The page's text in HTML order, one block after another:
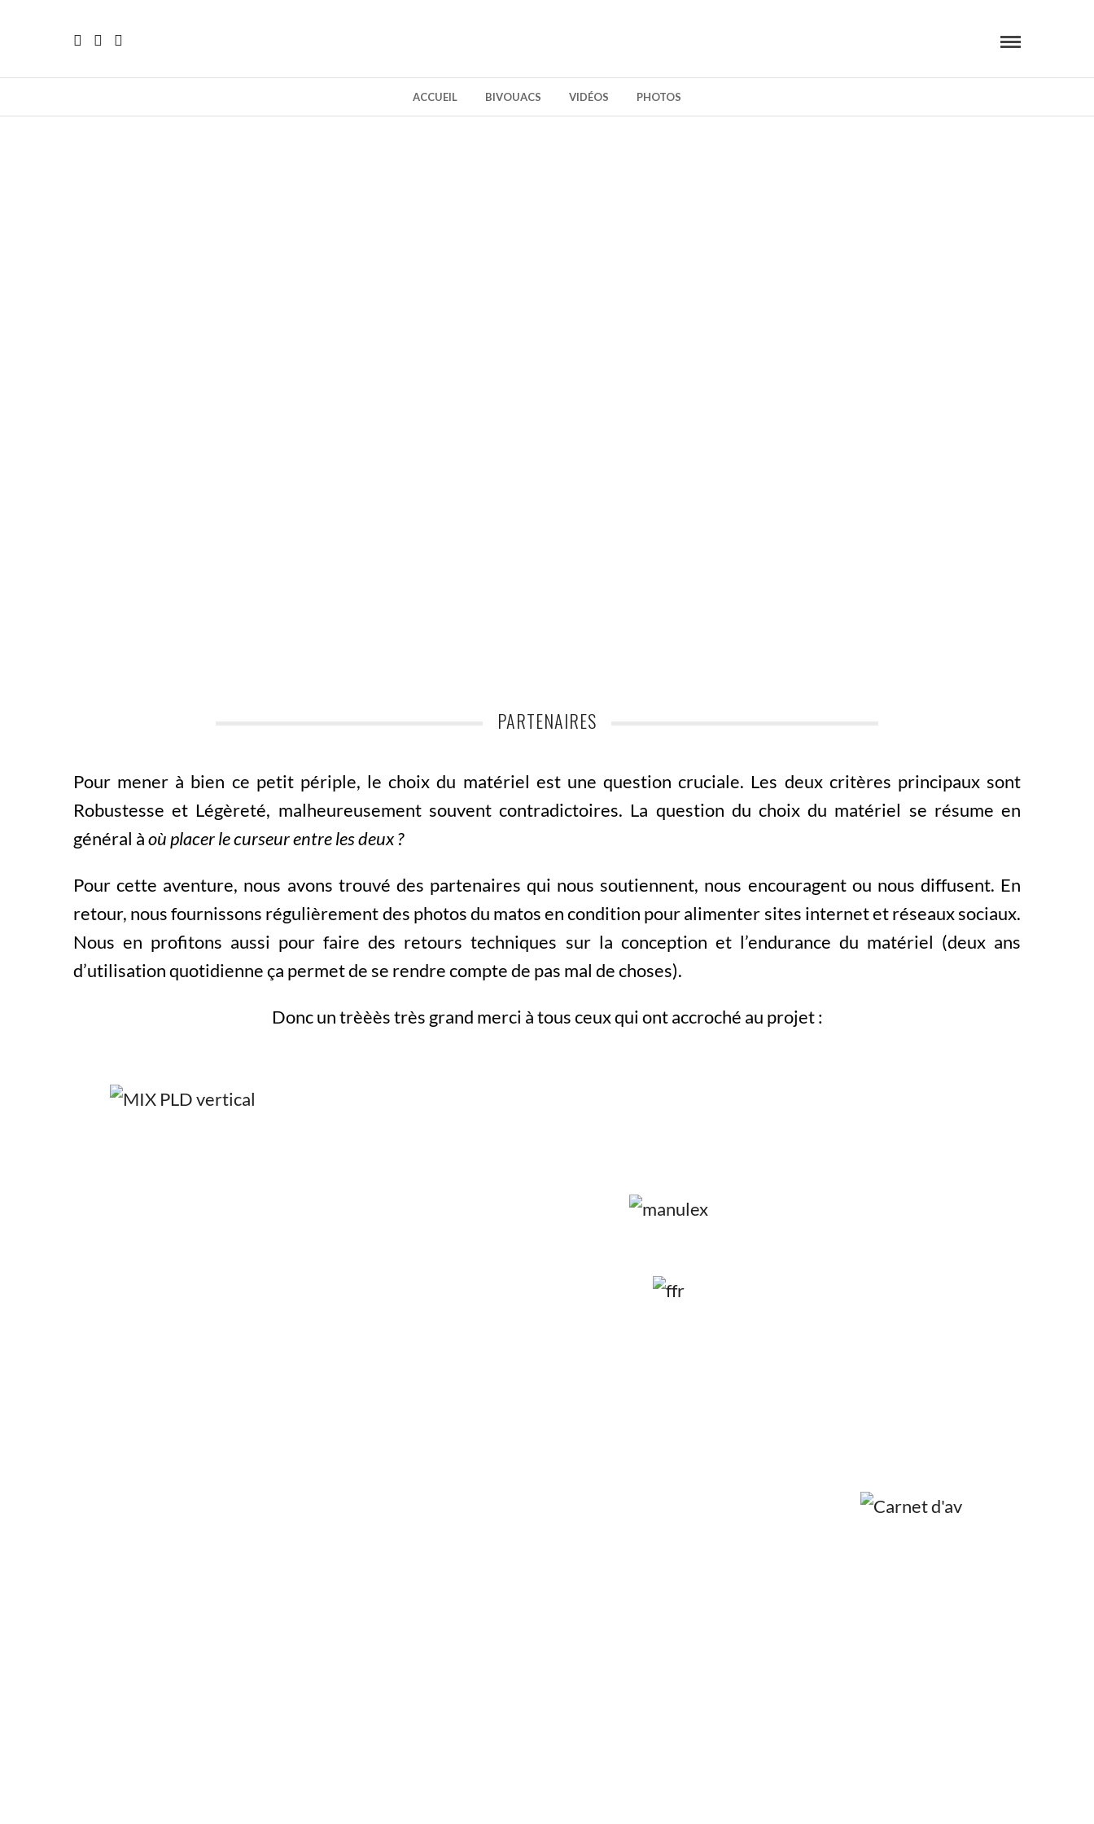
ACCUEIL BIVOUACS VIDÉOS PHOTOS
PARTENAIRES
Pour mener à bien ce petit périple, le choix du matériel est une question cruciale. Les deux critères principaux sont
Robustesse et Légèreté, malheureusement souvent contradictoires. La question du choix du matériel se résume en
général àoù placer le curseur entre les deux ?
Pour cette aventure, nous avons trouvé des partenaires qui nous soutiennent, nous encouragent ou nous diffusent. En
retour, nous fournissons régulièrement des photos du matos en condition pour alimenter sites internet et réseaux sociaux.
Nous en profitons aussi pour faire des retours techniques sur la conception et l’endurance du matériel (deux ans
d’utilisation quotidienne ça permet de se rendre compte de pas mal de choses).
Donc un trèèès très grand merci à tous ceux qui ont accroché au projet :